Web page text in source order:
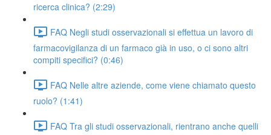
ricerca clinica? (2:29)
FAQ Negli studi osservazionali si effettua un lavoro di
farmacovigilanza di un farmaco già in uso, o ci sono altri
compiti specifici? (0:46)
FAQ Nelle altre aziende, come viene chiamato questo
ruolo? (1:41)
FAQ Tra gli studi osservazionali, rientrano anche quelli